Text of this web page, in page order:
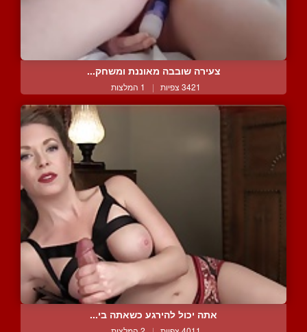
צעירה שובבה מאוננת ומשחק...
3421 צפיות | 1 המלצות
אתה יכול להירגע כשאתה בי...